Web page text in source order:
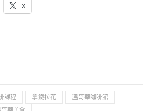
X
課程 拿鐵拉花
溫哥華咖啡館